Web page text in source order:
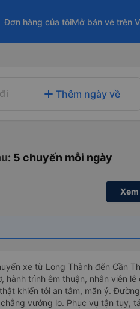
Đơn hàng của tôiMở bán vé trên
add Thêm ngày về
: 5 chuyến mỗi ngày
xe từ Long Thành đến Cần
hành trình êm thuận, nhân viên
vướng lo. Phục vụ tận tụy,